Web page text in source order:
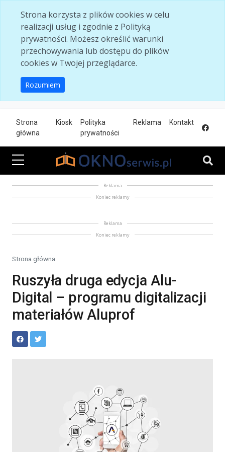
Strona korzysta z plików cookies w celu
realizacji usług i zgodnie z Polityką
prywatności. Możesz określić warunki
przechowywania lub dostępu do plików
cookies w Twojej przeglądarce.
Rozumiem
Strona
główna
Kiosk
Polityka
prywatności
Reklama Kontakt
Reklama
Koniec reklamy
Reklama
Koniec reklamy
Strona główna
Ruszyła druga edycja Alu-
Digital – programu digitalizacji
materiałów Aluprof